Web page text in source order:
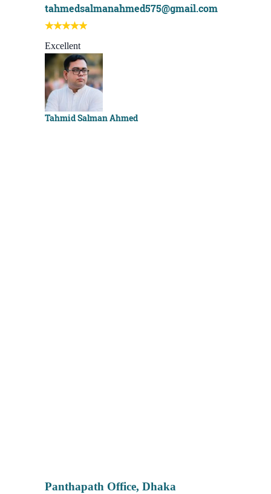
tahmedsalmanahmed575@gmail.com
Excellent
Tahmid Salman Ahmed
Panthapath Office, Dhaka